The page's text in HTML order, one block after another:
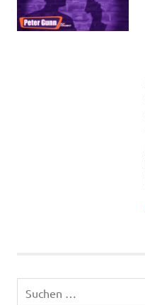
Suchen